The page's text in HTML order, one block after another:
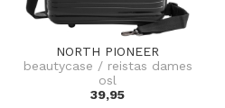
NORTH PIONEER
beautycase / reistas dames
osl
39,95